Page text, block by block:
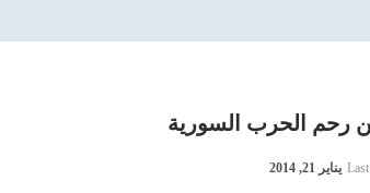
رحم الحرب السورية
يناير 21, 2014